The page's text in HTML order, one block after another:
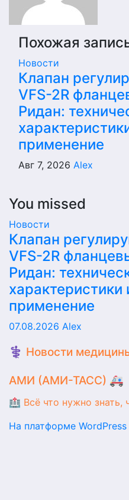
Похожая
Новости
Клапан
VFS-2R
Ридан:
применение
Авг 7, 2026 Alex
You missed
Новости
Клапан
VFS-2R
Ридан:
характеристики
применение
07.08.2026 Alex
⚕️ Новости
АМИ (АМИ-ТАСС) 🚑
🏥 Всё что нужно знать,
На платформе WordPress